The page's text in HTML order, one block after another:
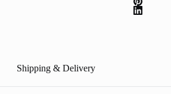
Shipping & Delivery